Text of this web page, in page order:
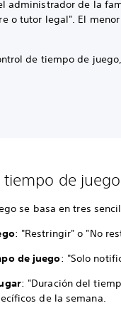
administrador de la
o tutor legal". El
de tiempo de
de
se basa en tres
: "Restringir" o "No
de juego: "Solo
: "Duración del
de la semana.